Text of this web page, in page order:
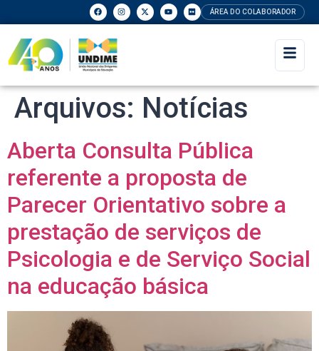
ÁREA DO COLABORADOR
Arquivos: Notícias
Aberta Consulta Pública
referente a proposta de
Parecer Orientativo sobre a
prestação de serviços de
Psicologia e de Serviço Social
na educação básica